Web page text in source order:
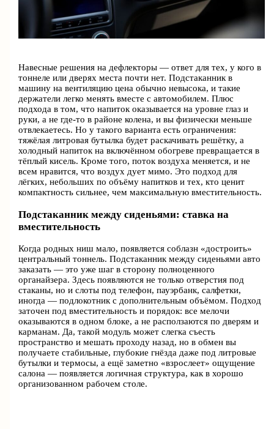
Навесные решения на дефлекторы — ответ для тех, у кого в
тоннеле или дверях места почти нет. Подстаканник в
машину на вентиляцию цена обычно невысока, и такие
держатели легко менять вместе с автомобилем. Плюс
подхода в том, что напиток оказывается на уровне глаз и
руки, а не где-то в районе колена, и вы физически меньше
отвлекаетесь. Но у такого варианта есть ограничения:
тяжёлая литровая бутылка будет раскачивать решётку, а
холодный напиток на включённом обогреве превращается в
тёплый кисель. Кроме того, поток воздуха меняется, и не
всем нравится, что воздух дует мимо. Это подход для
лёгких, небольших по объёму напитков и тех, кто ценит
компактность сильнее, чем максимальную вместительность.
Подстаканник между сиденьями: ставка на
вместительность
Когда родных ниш мало, появляется соблазн «достроить»
центральный тоннель. Подстаканник между сиденьями авто
заказать — это уже шаг в сторону полноценного
органайзера. Здесь появляются не только отверстия под
стаканы, но и слоты под телефон, пауэрбанк, салфетки,
иногда — подлокотник с дополнительным объёмом. Подход
заточен под вместительность и порядок: все мелочи
оказываются в одном блоке, а не расползаются по дверям и
карманам. Да, такой модуль может слегка съесть
пространство и мешать проходу назад, но в обмен вы
получаете стабильные, глубокие гнёзда даже под литровые
бутылки и термосы, а ещё заметно «взрослеет» ощущение
салона — появляется логичная структура, как в хорошо
организованном рабочем столе.